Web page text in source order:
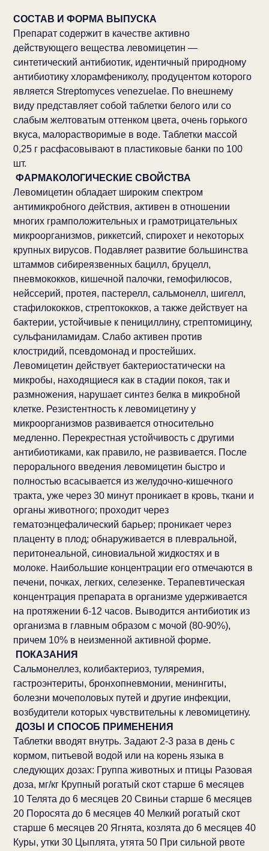
СОСТАВ И ФОРМА ВЫПУСКА
Препарат содержит в качестве активно
действующего вещества левомицетин —
синтетический антибиотик, идентичный природному
антибиотику хлорамфениколу, продуцентом которого
является Streptomyces venezuelae. По внешнему
виду представляет собой таблетки белого или со
слабым желтоватым оттенком цвета, очень горького
вкуса, малорастворимые в воде. Таблетки массой
0,25 г расфасовывают в пластиковые банки по 100
шт.
ФАРМАКОЛОГИЧЕСКИЕ СВОЙСТВА
Левомицетин обладает широким спектром
антимикробного действия, активен в отношении
многих грамположительных и грамотрицательных
микроорганизмов, риккетсий, спирохет и некоторых
крупных вирусов. Подавляет развитие большинства
штаммов сибиреязвенных бацилл, бруцелл,
пневмококков, кишечной палочки, гемофилюсов,
нейссерий, протея, пастерелл, сальмонелл, шигелл,
стафилококков, стрептококков, а также действует на
бактерии, устойчивые к пенициллину, стрептомицину,
сульфаниламидам. Слабо активен против
клостридий, псевдомонад и простейших.
Левомицетин действует бактериостатически на
микробы, находящиеся как в стадии покоя, так и
размножения, нарушает синтез белка в микробной
клетке. Резистентность к левомицетину у
микроорганизмов развивается относительно
медленно. Перекрестная устойчивость с другими
антибиотиками, как правило, не развивается. После
перорального введения левомицетин быстро и
полностью всасывается из желудочно-кишечного
тракта, уже через 30 минут проникает в кровь, ткани и
органы животного; проходит через
гематоэнцефалический барьер; проникает через
плаценту в плод; обнаруживается в плевральной,
перитонеальной, синовиальной жидкостях и в
молоке. Наибольшие концентрации его отмечаются в
печени, почках, легких, селезенке. Терапевтическая
концентрация препарата в организме удерживается
на протяжении 6-12 часов. Выводится антибиотик из
организма в главным образом с мочой (80-90%),
причем 10% в неизменной активной форме.
ПОКАЗАНИЯ
Сальмонеллез, колибактериоз, туляремия,
гастроэнтериты, бронхопневмонии, менингиты,
болезни мочеполовых путей и другие инфекции,
возбудители которых чувствительны к левомицетину.
ДОЗЫ И СПОСОБ ПРИМЕНЕНИЯ
Таблетки вводят внутрь. Задают 2-3 раза в день с
кормом, питьевой водой или на корень языка в
следующих дозах: Группа животных и птицы Разовая
доза, мг/кг Крупный рогатый скот старше 6 месяцев
10 Телята до 6 месяцев 20 Свиньи старше 6 месяцев
20 Поросята до 6 месяцев 40 Мелкий рогатый скот
старше 6 месяцев 20 Ягнята, козлята до 6 месяцев 40
Куры, утки 30 Цыплята, утята 50 При сильной рвоте